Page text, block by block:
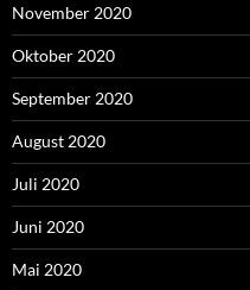
November 2020
Oktober 2020
September 2020
August 2020
Juli 2020
Juni 2020
Mai 2020